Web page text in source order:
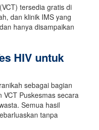
tersedia gratis di
dan klinik IMS yang
hanya disampaikan
HIV untuk
sebagai bagian
Puskesmas secara
Semua hasil
tanpa